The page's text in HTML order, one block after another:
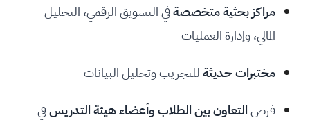
مراكز بحثية متخصصةفي التسويق الرقمي، التحليل
المالي، وإدارة العمليات
مختبرات حديثةللتجريب وتحليل البيانات
فرصالتعاون بين الطلاب وأعضاء هيئة التدريسفي